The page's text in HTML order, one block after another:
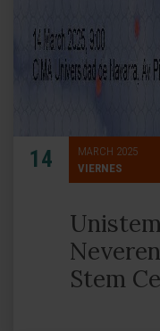
14
MARCH 2025
VIERNES
Stem